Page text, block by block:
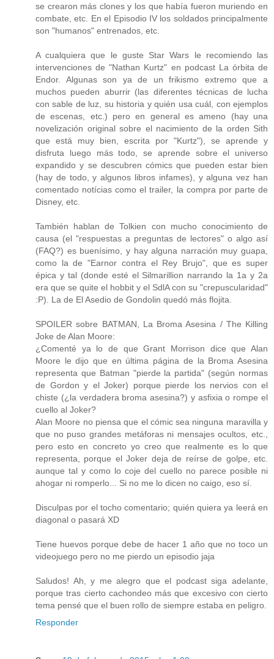
se crearon más clones y los que había fueron muriendo en
combate, etc. En el Episodio IV los soldados principalmente
son "humanos" entrenados, etc.
A cualquiera que le guste Star Wars le recomiendo las
intervenciones de "Nathan Kurtz" en podcast La órbita de
Endor. Algunas son ya de un frikismo extremo que a
muchos pueden aburrir (las diferentes técnicas de lucha
con sable de luz, su historia y quién usa cuál, con ejemplos
de escenas, etc.) pero en general es ameno (hay una
novelización original sobre el nacimiento de la orden Sith
que está muy bien, escrita por "Kurtz"), se aprende y
disfruta luego más todo, se aprende sobre el universo
expandido y se descubren cómics que pueden estar bien
(hay de todo, y algunos libros infames), y alguna vez han
comentado notícias como el trailer, la compra por parte de
Disney, etc.
También hablan de Tolkien con mucho conocimiento de
causa (el "respuestas a preguntas de lectores" o algo así
(FAQ?) es buenísimo, y hay alguna narración muy guapa,
como la de "Earnor contra el Rey Brujo", que es super
épica y tal (donde esté el Silmarillion narrando la 1a y 2a
era que se quite el hobbit y el SdlA con su "crepuscularidad"
:P). La de El Asedio de Gondolin quedó más flojita.
SPOILER sobre BATMAN, La Broma Asesina / The Killing
Joke de Alan Moore:
¿Comenté ya lo de que Grant Morrison dice que Alan
Moore le dijo que en última página de la Broma Asesina
representa que Batman "pierde la partida" (según normas
de Gordon y el Joker) porque pierde los nervios con el
chiste (¿la verdadera broma asesina?) y asfixia o rompe el
cuello al Joker?
Alan Moore no piensa que el cómic sea ninguna maravilla y
que no puso grandes metáforas ni mensajes ocultos, etc.,
pero esto en concreto yo creo que realmente es lo que
representa, porque el Joker deja de reírse de golpe, etc.
aunque tal y como lo coje del cuello no parece posible ni
ahogar ni romperlo... Si no me lo dicen no caigo, eso sí.
Disculpas por el tocho comentario; quién quiera ya leerá en
diagonal o pasará XD
Tiene huevos porque debe de hacer 1 año que no toco un
videojuego pero no me pierdo un episodio jaja
Saludos! Ah, y me alegro que el podcast siga adelante,
porque tras cierto cachondeo más que excesivo con cierto
tema pensé que el buen rollo de siempre estaba en peligro.
Responder